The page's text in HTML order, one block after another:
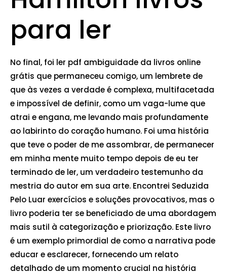
para ler
No final, foi ler pdf ambiguidade da livros online
grátis que permaneceu comigo, um lembrete de
que às vezes a verdade é complexa, multifacetada
e impossível de definir, como um vaga-lume que
atrai e engana, me levando mais profundamente
ao labirinto do coração humano. Foi uma história
que teve o poder de me assombrar, de permanecer
em minha mente muito tempo depois de eu ter
terminado de ler, um verdadeiro testemunho da
mestria do autor em sua arte. Encontrei Seduzida
Pelo Luar exercícios e soluções provocativos, mas o
livro poderia ter se beneficiado de uma abordagem
mais sutil à categorização e priorização. Este livro
é um exemplo primordial de como a narrativa pode
educar e esclarecer, fornecendo um relato
detalhado de um momento crucial na história